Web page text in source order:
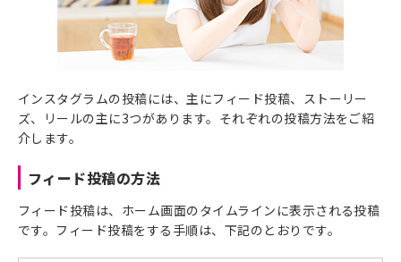
インスタグラムの投稿には、主にフィード投稿、ストーリー
ズ、リールの主に3つがあります。それぞれの投稿方法をご紹
介します。
フィード投稿の方法
フィード投稿は、ホーム画面のタイムラインに表示される投稿
です。フィード投稿をする手順は、下記のとおりです。